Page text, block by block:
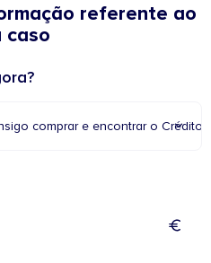
referente ao
caso
comprar e encontrar o Crédito